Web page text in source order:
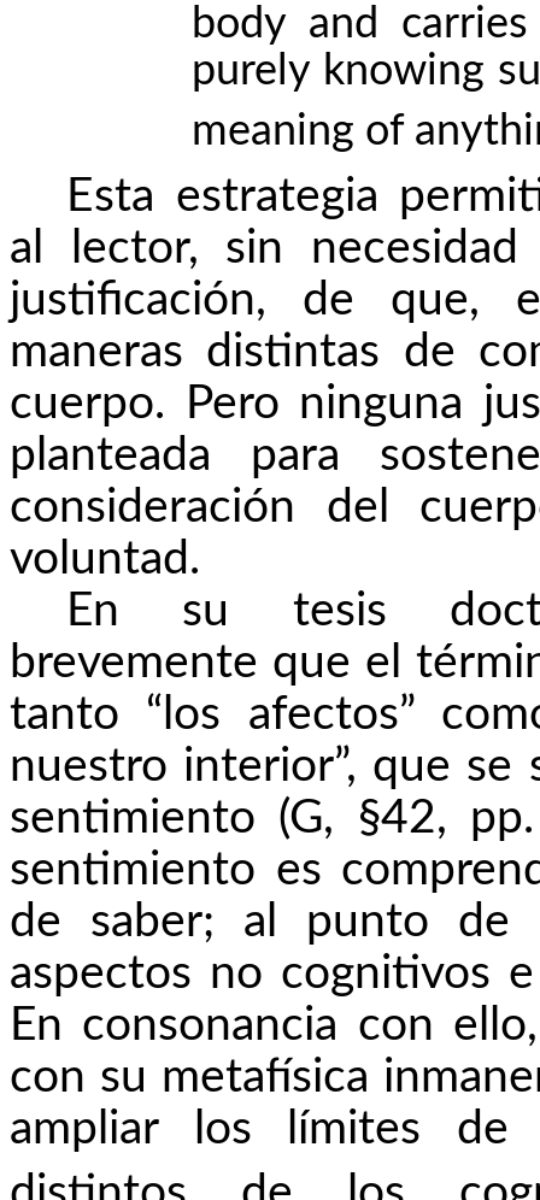
body and
purely knowing
meaning of
Esta estrategia
al lector, sin
justificación, de que,
maneras distintas de
cuerpo. Pero ninguna
planteada para
consideración del
voluntad.
En su tesis
brevemente que el
tanto “los afectos”
nuestro interior”, que
sentimiento (G, §42,
sentimiento es
de saber; al punto de
aspectos no cognitivos
En consonancia con
con su metafísica
ampliar los límites de